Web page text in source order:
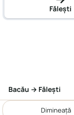
Fălești
Bacău → Fălești
Dimineață